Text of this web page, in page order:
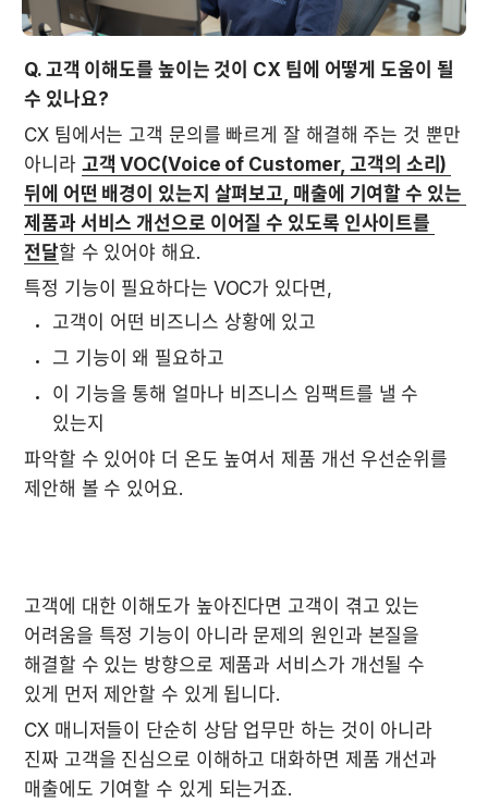
Q. 고객 이해도를 높이는 것이 CX 팀에 어떻게 도움이 될
수 있나요?
CX 팀에서는 고객 문의를 빠르게 잘 해결해 주는 것 뿐만
아니라 고객 VOC(Voice of Customer, 고객의 소리)
뒤에 어떤 배경이 있는지 살펴보고, 매출에 기여할 수 있는
제품과 서비스 개선으로 이어질 수 있도록 인사이트를
전달할 수 있어야 해요.
특정 기능이 필요하다는 VOC가 있다면,
고객이 어떤 비즈니스 상황에 있고
그 기능이 왜 필요하고
이 기능을 통해 얼마나 비즈니스 임팩트를 낼 수
있는지
파악할 수 있어야 더 온도 높여서 제품 개선 우선순위를
제안해 볼 수 있어요.
고객에 대한 이해도가 높아진다면 고객이 겪고 있는
어려움을 특정 기능이 아니라 문제의 원인과 본질을
해결할 수 있는 방향으로 제품과 서비스가 개선될 수
있게 먼저 제안할 수 있게 됩니다.
CX 매니저들이 단순히 상담 업무만 하는 것이 아니라
진짜 고객을 진심으로 이해하고 대화하면 제품 개선과
매출에도 기여할 수 있게 되는거죠.